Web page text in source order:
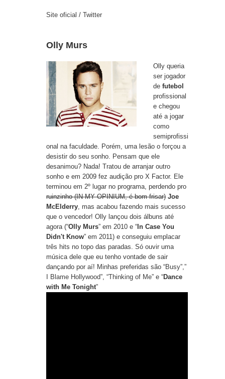
Site oficial / Twitter
Olly Murs
Olly queria
ser jogador
de futebol
profissional
e chegou
até a jogar
como
semiprofissi
onal na faculdade. Porém, uma lesão o forçou a
desistir do seu sonho. Pensam que ele
desanimou? Nada! Tratou de arranjar outro
sonho e em 2009 fez audição pro X Factor. Ele
terminou em 2º lugar no programa, perdendo pro
ruinzinho (IN MY OPINIUM, é bom frisar) Joe
McElderry, mas acabou fazendo mais sucesso
que o vencedor! Olly lançou dois álbuns até
agora (“Olly Murs” em 2010 e “ In Case You
Didn't Know” em 2011) e conseguiu emplacar
três hits no topo das paradas. Só ouvir uma
música dele que eu tenho vontade de sair
dançando por aí! Minhas preferidas são “Busy”,”
I Blame Hollywood”, “Thinking of Me” e “Dance
with Me Tonight”